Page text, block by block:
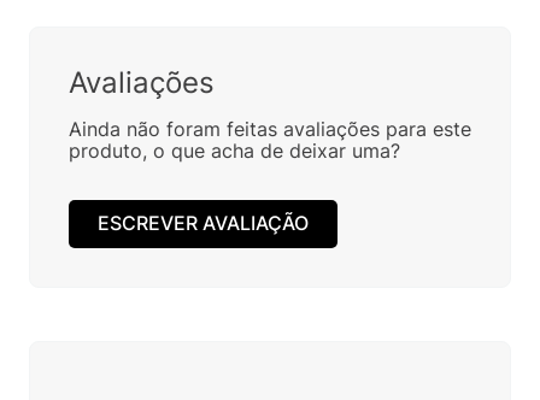
Avaliações
Ainda não foram feitas avaliações para este
produto, o que acha de deixar uma?
ESCREVER AVALIAÇÃO